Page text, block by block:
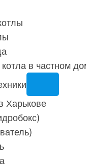
котла в частном
Харькове